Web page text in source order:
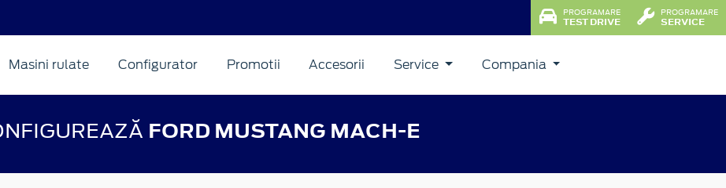
PROGRAMARE
TEST DRIVE
PROGRAMARE
SERVICE
Masini rulate Configurator Promotii Accesorii Service Compania
FORD MUSTANG MACH-E